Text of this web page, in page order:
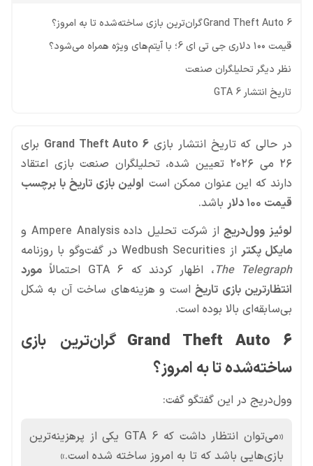
Grand Theft Auto 6 گران‌ترین بازی ساخته‌شده تا به امروز؟
قیمت ۱۰۰ دلاری جی تی ای 6؛ با آیتم‌های ویژه همراه می‌شود؟
نظر دیگر تحلیلگران صنعت
تاریخ انتشار GTA 6
در حالی که تاریخ انتشار بازی Grand Theft Auto 6 برای
۲۶ می ۲۰۲۶ تعیین شده، تحلیلگران صنعت بازی اعتقاد
دارند که این عنوان ممکن است اولین بازی تاریخ با برچسب
قیمت ۱۰۰ دلار
باشد.
لوئیز وول‌دریجاز شرکت تحلیل داده Ampere Analysis و
مایکل پکتر از Wedbush Securities در گفت‌وگو با روزنامه
The Telegraph، اظهار کردند که GTA 6 احتمالاً
مورد
انتظارترین بازی تاریخاست و هزینه‌های ساخت آن به شکل
بی‌سابقه‌ای بالا بوده است.
Grand Theft Auto 6 گران‌ترین بازی
ساخته‌شده تا به امروز؟
وول‌دریج در این گفتگو گفت:
«می‌توان انتظار داشت که GTA 6 یکی از پرهزینه‌ترین
بازی‌هایی باشد که تا به امروز ساخته شده است.»